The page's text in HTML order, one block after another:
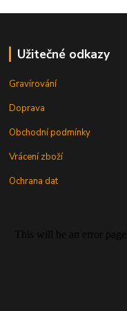
Užitečné odkazy
Gravírování
Doprava
Obchodní podmínky
Vrácení zboží
Ochrana dat